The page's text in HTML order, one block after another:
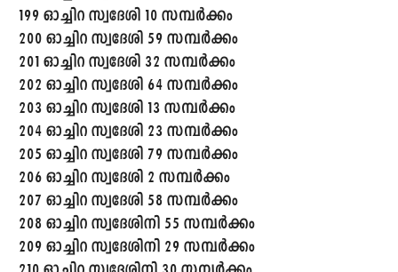
199 ഓച്ചിറ സ്വദേശി 10 സമ്പർക്കം
200 ഓച്ചിറ സ്വദേശി 59 സമ്പർക്കം
201 ഓച്ചിറ സ്വദേശി 32 സമ്പർക്കം
202 ഓച്ചിറ സ്വദേശി 64 സമ്പർക്കം
203 ഓച്ചിറ സ്വദേശി 13 സമ്പർക്കം
204 ഓച്ചിറ സ്വദേശി 23 സമ്പർക്കം
205 ഓച്ചിറ സ്വദേശി 79 സമ്പർക്കം
206 ഓച്ചിറ സ്വദേശി 2 സമ്പർക്കം
207 ഓച്ചിറ സ്വദേശി 58 സമ്പർക്കം
208 ഓച്ചിറ സ്വദേശിനി 55 സമ്പർക്കം
209 ഓച്ചിറ സ്വദേശിനി 29 സമ്പർക്കം